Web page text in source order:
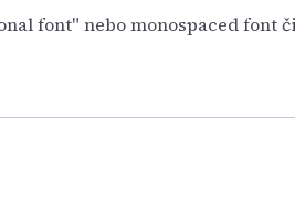
font" nebo monospaced font či